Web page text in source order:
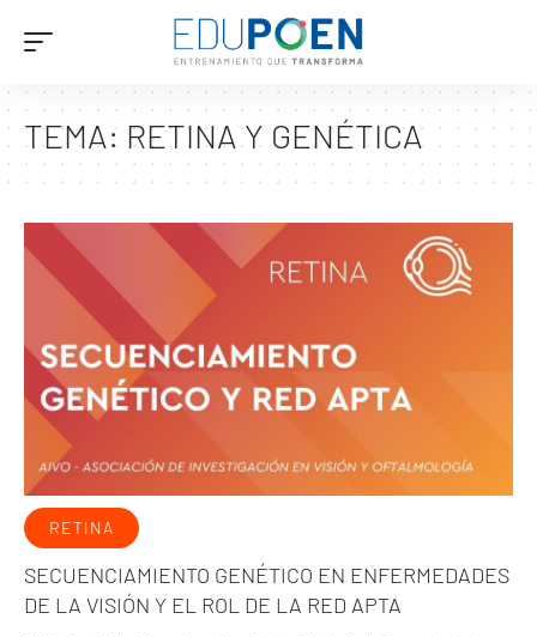
TEMA: RETINA Y GENÉTICA
RETINA
SECUENCIAMIENTO GENÉTICO EN ENFERMEDADES
DE LA VISIÓN Y EL ROL DE LA RED APTA